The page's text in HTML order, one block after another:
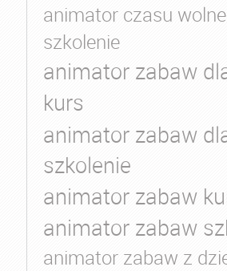
animator czasu
szkolenie
animator zabaw
kurs
animator zabaw
szkolenie
animator zabaw
animator zabaw
animator zabaw z